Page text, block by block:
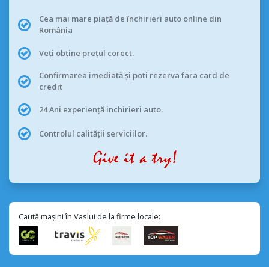
Cea mai mare piață de închirieri auto online din
România
Veți obține prețul corect.
Confirmarea imediată și poti rezerva fara card de
credit
24 Ani experiență inchirieri auto.
Controlul calității serviciilor.
Caută mașini în Vaslui de la firme locale: